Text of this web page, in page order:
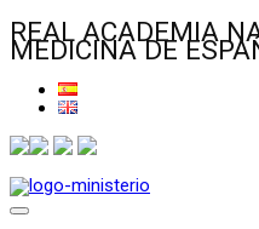
REAL ACADEMIA
MEDICINA DE